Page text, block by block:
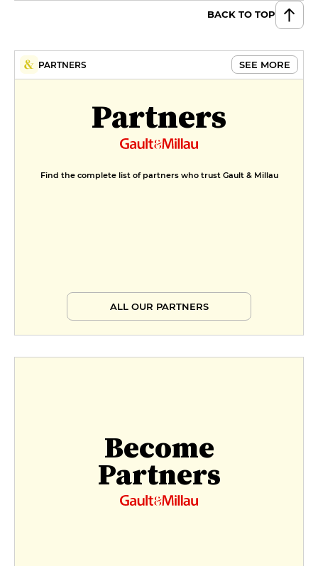
BACK TO TOP
PARTNERS SEE MORE
Partners
Find the complete list of partners who trust Gault & Millau
ALL OUR PARTNERS
Become
Partners